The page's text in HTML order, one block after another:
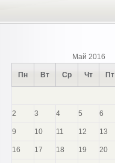
Май 2016
Пн Вт Ср Чт Пт
2 3 4 5 6
9 10 11 12 13
16 17 18 19 20